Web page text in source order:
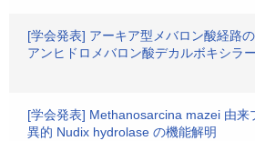
[学会発表] アーキア型メバロン酸経路
アンヒドロメバロン酸デカルボキシラ
[学会発表] Methanosarcina mazei 由来
異的 Nudix hydrolase の機能解明